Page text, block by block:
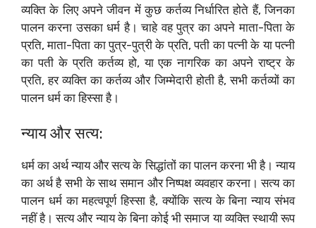
व्यक्ति के लिए अपने जीवन में कुछ कर्तव्य निर्धारित होते हैं, जिनका
पालन करना उसका धर्म है। चाहे वह पुत्र का अपने माता-पिता के
प्रति, माता-पिता का पुत्र-पुत्री के प्रति, पती का पत्नी के या पत्नी
का पती के प्रति कर्तव्य हो, या एक नागरिक का अपने राष्ट्र के
प्रति, हर व्यक्ति का कर्तव्य और जिम्मेदारी होती है, सभी कर्तव्यों का
पालन धर्म का हिस्सा है।
न्याय और सत्य:
धर्म का अर्थ न्याय और सत्य के सिद्धांतों का पालन करना भी है। न्याय
का अर्थ है सभी के साथ समान और निष्पक्ष व्यवहार करना। सत्य का
पालन धर्म का महत्वपूर्ण हिस्सा है, क्योंकि सत्य के बिना न्याय संभव
नहीं है। सत्य और न्याय के बिना कोई भी समाज या व्यक्ति स्थायी रूप